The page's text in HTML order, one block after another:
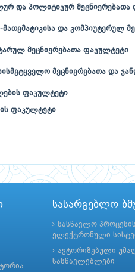
და პოლიტიკურ მეცნიერებათა
მათემატიკისა და კომპიუტერულ
მეცნიერებათა ფაკულტეტი
მეცნიერებათა და
ფაკულტეტი
ფაკულტეტი
სასარგებლო
სასწავლო
ელექტრონული
ავტორიზებული
სასწავლებლები